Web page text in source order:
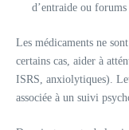
d’entraide ou forums
Les médicaments ne
certains cas, aider à
ISRS, anxiolytiques).
associée à un suivi